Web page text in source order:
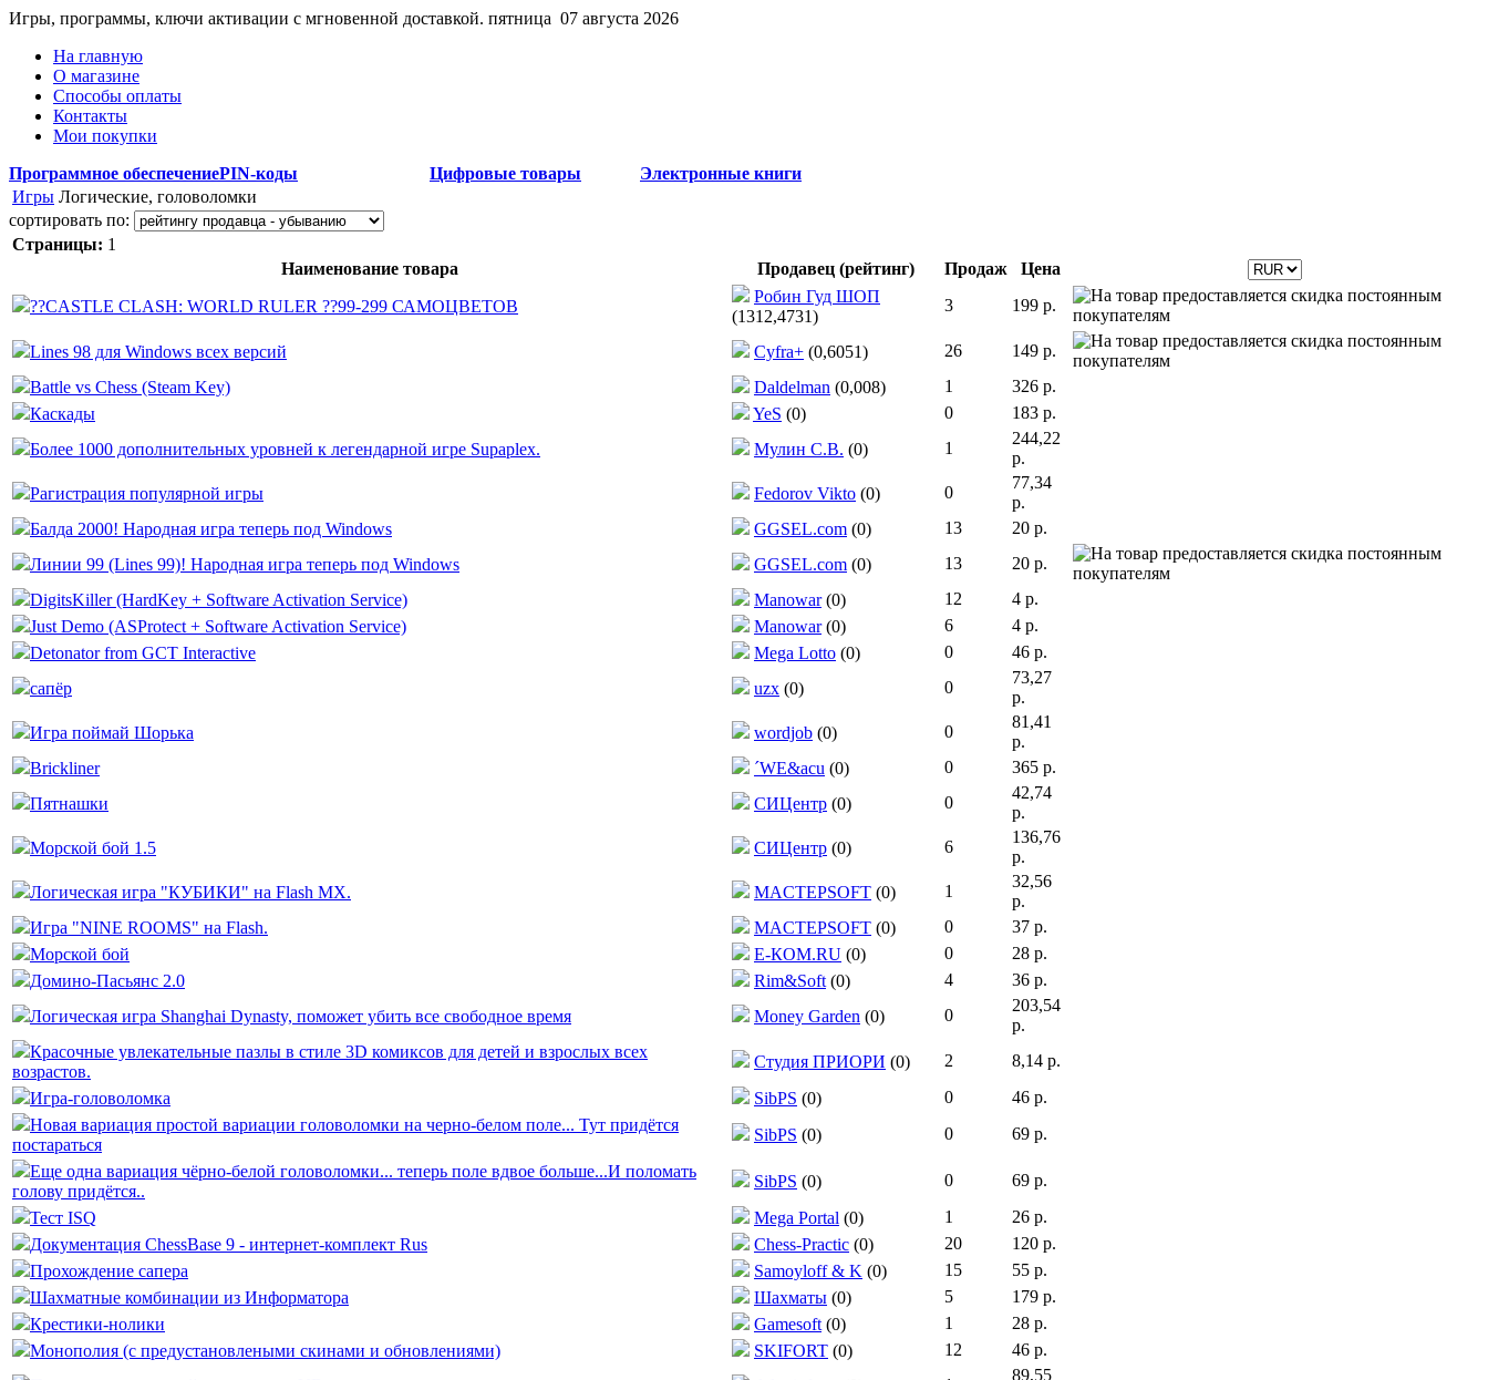
Игры, программы, ключи активации с мгновенной доставкой. пятница 07 августа 2026
На главную
О магазине
Способы оплаты
Контакты
Мои покупки
Программное обеспечениеPIN-коды Цифровые товары
Электронные книги
Игры Логические, головоломки
сортировать по:
Страницы: 1
Наименование товара
Продавец (рейтинг) Продаж
Цена
??CASTLE CLASH: WORLD RULER ??99-299 САМОЦВЕТОВ
Робин Гуд ШОП
(1312,4731)
3 199 р.
Lines 98 для Windows всех версий Cyfra+ (0,6051) 26
149 р.
Battle vs Chess (Steam Key)
Daldelman (0,008) 1
326 р.
Каскады
YeS (0) 0
183 р.
Более 1000 дополнительных уровней к легендарной игре Supaplex.
Мулин С.В. (0) 1
244,22
р.
Рагистрация популярной игры
Fedorov Vikto (0) 0
77,34
р.
Балда 2000! Народная игра теперь под Windows
GGSEL.com (0) 13
20 р.
Линии 99 (Lines 99)! Народная игра теперь под Windows
GGSEL.com (0) 13
20 р.
DigitsKiller (HardKey + Software Activation Service)
Manowar (0) 12
4 р.
Just Demo (ASProtect + Software Activation Service)
Manowar (0) 6
4 р.
Detonator from GCT Interactive
Mega Lotto (0) 0
46 р.
сапёр
uzx (0) 0
73,27
р.
Игра поймай Шорька
wordjob (0) 0
81,41
р.
Brickliner
´WE&acu (0) 0
365 р.
Пятнашки
СИЦентр (0) 0
42,74
р.
Морской бой 1.5
СИЦентр (0) 6
136,76
р.
Логическая игра "КУБИКИ" на Flash MX.
MACTEPSOFT (0) 1
32,56
р.
Игра "NINE ROOMS" на Flash.
MACTEPSOFT (0) 0
37 р.
Морской бой
Е-КОМ.RU (0) 0
28 р.
Домино-Пасьянс 2.0
Rim&Soft (0) 4
36 р.
Логическая игра Shanghai Dynasty, поможет убить все свободное время
Money Garden (0) 0
203,54
р.
Красочные увлекательные пазлы в стиле 3D комиксов для детей и взрослых всех
возрастов.
Студия ПРИОРИ (0) 2
8,14 р.
Игра-головоломка
SibPS (0) 0
46 р.
Новая вариация простой вариации головоломки на черно-белом поле... Тут придётся
постараться
SibPS (0) 0
69 р.
Еще одна вариация чёрно-белой головоломки... теперь поле вдвое больше...И поломать
голову придётся..
SibPS (0) 0
69 р.
Тест ISQ
Mega Portal (0) 1
26 р.
Документация ChessBase 9 - интернет-комплект Rus
Chess-Practic (0) 20
120 р.
Прохождение сапера
Samoyloff & K (0) 15
55 р.
Шахматные комбинации из Информатора
Шахматы (0) 5
179 р.
Крестики-нолики
Gamesoft (0) 1
28 р.
Монополия (с предустановлеными скинами и обновлениями)
SKIFORT (0) 12
46 р.
89,55